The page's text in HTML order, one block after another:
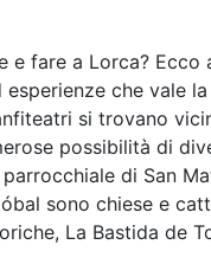
e fare a Lorca?
che vale
si trovano
possibilità di
di San
sono chiese e
La Bastida de